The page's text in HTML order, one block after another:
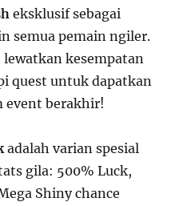
eksklusif sebagai
semua pemain ngiler.
kesempatan
quest untuk dapatkan
event berakhir!
adalah varian spesial
gila: 500% Luck,
Shiny chance